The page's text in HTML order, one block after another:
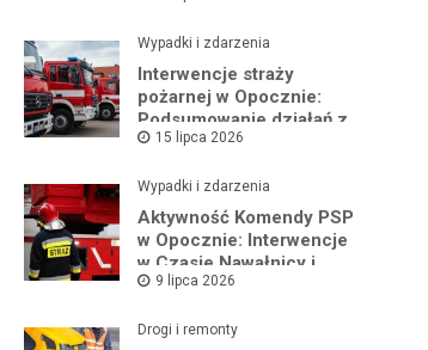
Wypadki i zdarzenia
Interwencje straży
pożarnej w Opocznie:
Podsumowanie działań z
lipca 2026 roku
15 lipca 2026
Wypadki i zdarzenia
Aktywność Komendy PSP
w Opocznie: Interwencje
w Czasie Nawałnicy i
Pożarów
9 lipca 2026
Drogi i remonty